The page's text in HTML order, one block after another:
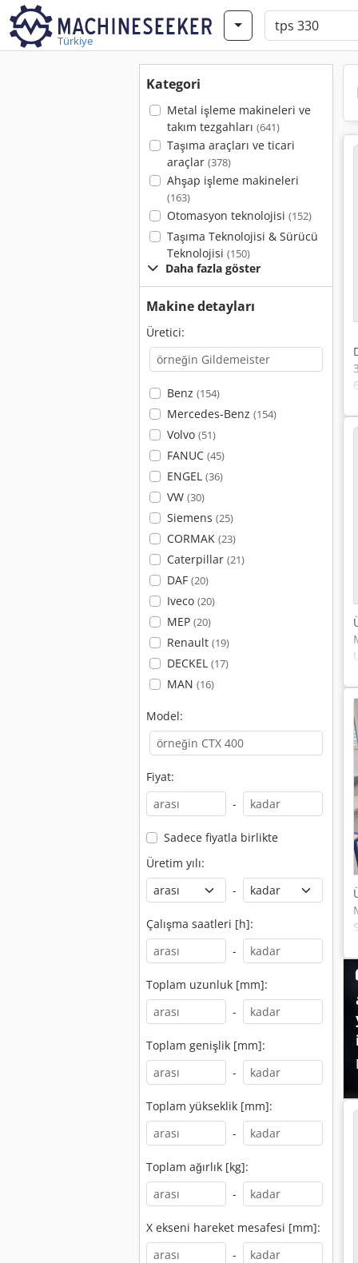
Türkiye
Kategori
Metal işleme makineleri ve
takım tezgahları (641)
Taşıma araçları ve ticari
araçlar (378)
Ahşap işleme makineleri
(163)
Otomasyon teknolojisi (152)
Taşıma Teknolojisi & Sürücü
Teknolojisi (150)
Daha fazla göster
Makine detayları
Üretici:
Benz (154)
Mercedes-Benz (154)
Volvo (51)
FANUC (45)
ENGEL (36)
VW (30)
Siemens (25)
CORMAK (23)
Caterpillar (21)
DAF (20)
Iveco (20)
MEP (20)
Renault (19)
DECKEL (17)
MAN (16)
Model:
Fiyat:
-
Sadece fiyatla birlikte
Üretim yılı:
-
Çalışma saatleri [h]:
-
Toplam uzunluk [mm]:
-
Toplam genişlik [mm]:
-
Toplam yükseklik [mm]:
-
Toplam ağırlık [kg]:
-
X ekseni hareket mesafesi [mm]:
-